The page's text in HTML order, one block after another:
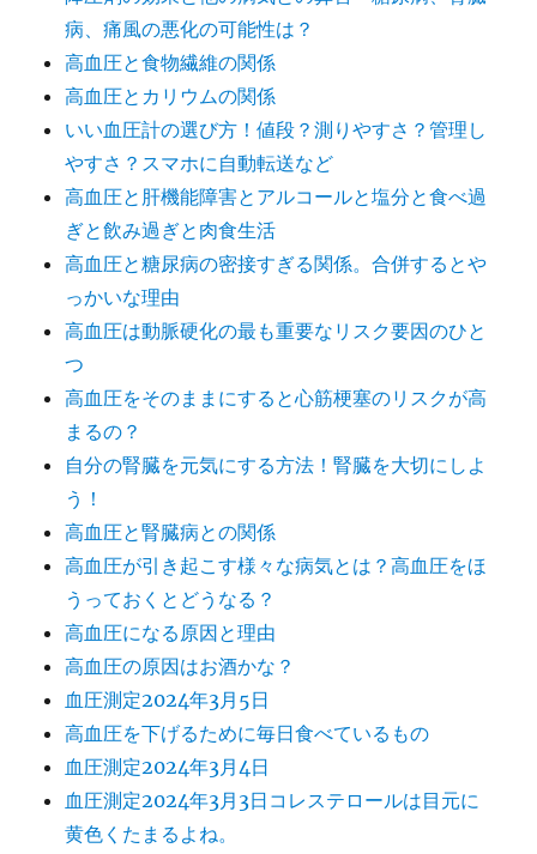
病、痛風の悪化の可能性は？
高血圧と食物繊維の関係
高血圧とカリウムの関係
いい血圧計の選び方！値段？測りやすさ？管理し
やすさ？スマホに自動転送など
高血圧と肝機能障害とアルコールと塩分と食べ過
ぎと飲み過ぎと肉食生活
高血圧と糖尿病の密接すぎる関係。合併するとや
っかいな理由
高血圧は動脈硬化の最も重要なリスク要因のひと
つ
高血圧をそのままにすると心筋梗塞のリスクが高
まるの？
自分の腎臓を元気にする方法！腎臓を大切にしよ
う！
高血圧と腎臓病との関係
高血圧が引き起こす様々な病気とは？高血圧をほ
うっておくとどうなる？
高血圧になる原因と理由
高血圧の原因はお酒かな？
血圧測定2024年3月5日
高血圧を下げるために毎日食べているもの
血圧測定2024年3月4日
血圧測定2024年3月3日コレステロールは目元に
黄色くたまるよね。